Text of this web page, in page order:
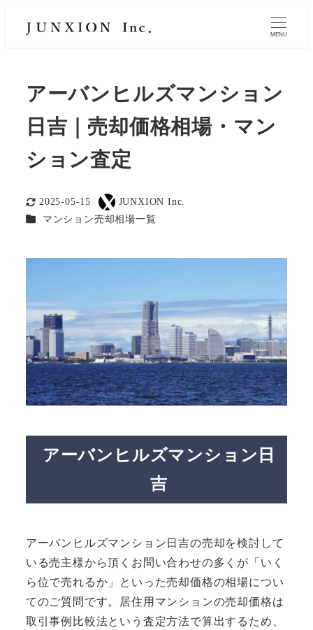
MENU
アーバンヒルズマンション
日吉｜売却価格相場・マン
ション査定
更新日
2025-05-15
著
者
JUNXION Inc.
カテゴリー
マンション売却相場一覧
アーバンヒルズマンション日
吉
アーバンヒルズマンション日吉の売却を検討して
いる売主様から頂くお問い合わせの多くが「いく
ら位で売れるか」といった売却価格の相場につい
てのご質問です。居住用マンションの売却価格は
取引事例比較法という査定方法で算出するため、